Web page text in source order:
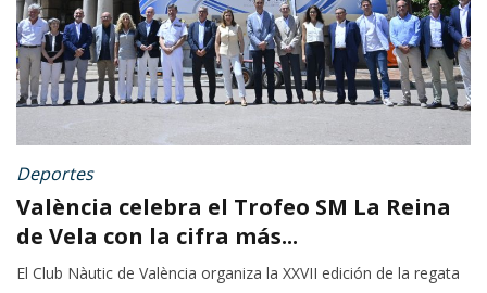
Deportes
València celebra el Trofeo SM La Reina
de Vela con la cifra más...
El Club Nàutic de València organiza la XXVII edición de la regata